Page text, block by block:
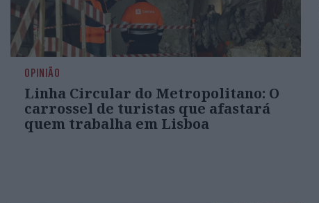
OPINIÃO
Linha Circular do Metropolitano: O
carrossel de turistas que afastará
quem trabalha em Lisboa